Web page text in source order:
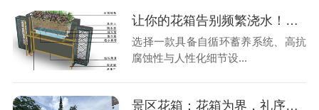
让你的花箱告别频繁浇水！自循环蓄养花箱让绿植更省心！
选择一款具备自循环蓄养系统、高抗
腐蚀性与人性化细节设...
景区花箱：花箱为界，礼序为魂南孔圣地的柔性守护